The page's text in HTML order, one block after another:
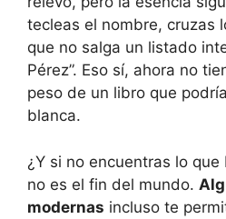
tecleas el nombre, cruzas
que no salga un listado
Pérez”. Eso sí, ahora no
peso de un libro que
blanca.
¿Y si no encuentras lo que
no es el fin del mundo.
modernas incluso te